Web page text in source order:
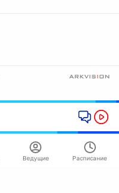
Ведущие Расписание